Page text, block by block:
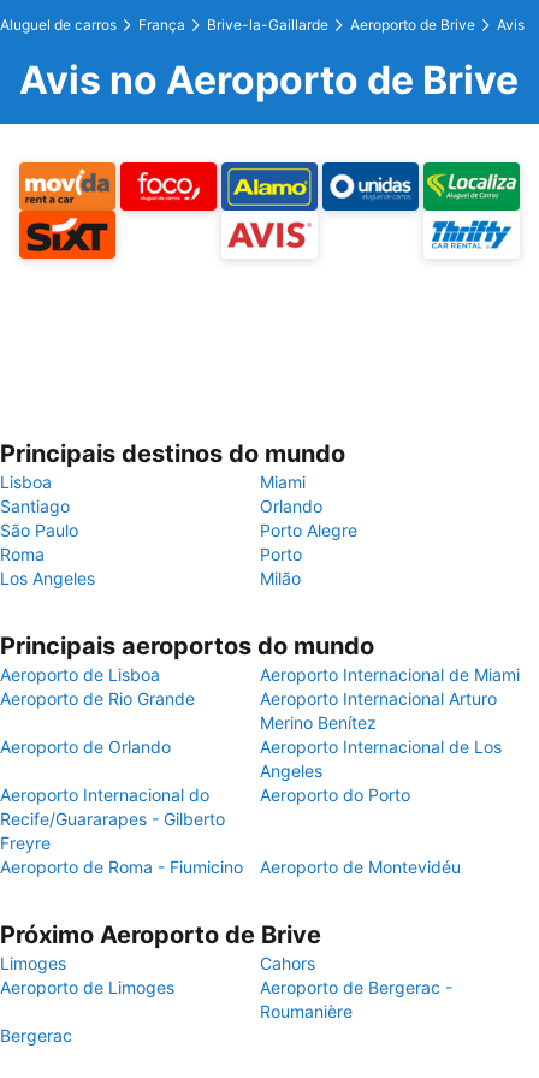
Aluguel de carros França Brive-la-Gaillarde Aeroporto de Brive Avis
Avis no Aeroporto de Brive
Principais destinos do mundo
Lisboa
Miami
Santiago
Orlando
São Paulo
Porto Alegre
Roma
Porto
Los Angeles
Milão
Principais aeroportos do mundo
Aeroporto de Lisboa
Aeroporto Internacional de Miami
Aeroporto de Rio Grande
Aeroporto Internacional Arturo
Merino Benítez
Aeroporto de Orlando
Aeroporto Internacional de Los
Angeles
Aeroporto Internacional do
Recife/Guararapes - Gilberto
Freyre
Aeroporto do Porto
Aeroporto de Roma - Fiumicino Aeroporto de Montevidéu
Próximo Aeroporto de Brive
Limoges
Cahors
Aeroporto de Limoges
Aeroporto de Bergerac -
Roumanière
Bergerac